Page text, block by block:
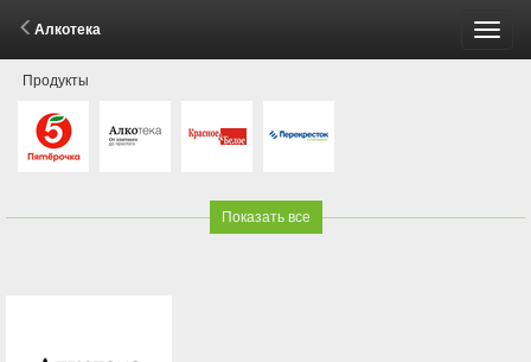
Алкотека
Продукты
Показать все